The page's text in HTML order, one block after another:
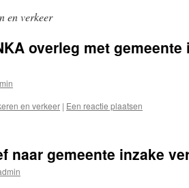
en verkeer
overleg met
en verkeer | Een reactie plaatsen
naar gemeente inzake